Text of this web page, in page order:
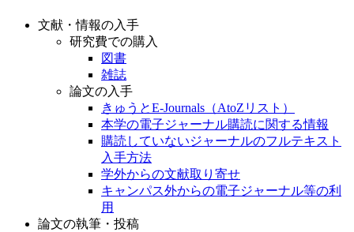
文献・情報の入手
研究費での購入
図書
雑誌
論文の入手
きゅうとE-Journals（AtoZリスト）
本学の電子ジャーナル購読に関する情報
購読していないジャーナルのフルテキスト
入手方法
学外からの文献取り寄せ
キャンパス外からの電子ジャーナル等の利
用
論文の執筆・投稿